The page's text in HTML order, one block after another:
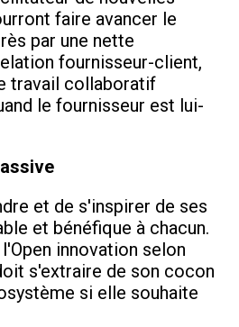
faire avancer le
par une nette
fournisseur-client,
travail collaboratif
le fournisseur est lui-
et de s'inspirer de ses
et bénéfique à chacun.
innovation selon
s'extraire de son cocon
si elle souhaite